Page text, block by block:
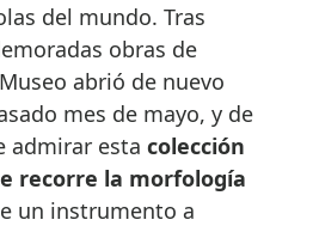
del mundo. Tras
obras de
abrió de nuevo
mes de mayo, y de
admirar esta colección
recorre la morfología
un instrumento a